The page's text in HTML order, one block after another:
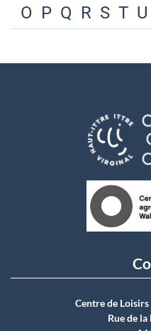
O P Q R S T U
Centre de
Rue de